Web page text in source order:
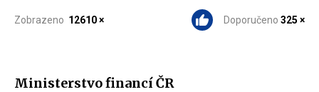
Zobrazeno 12610 × Doporučeno 325 ×
Ministerstvo financí ČR